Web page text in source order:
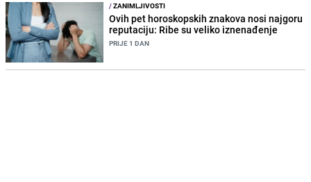
/ZANIMLJIVOSTI
Ovih pet horoskopskih znakova nosi najgoru
reputaciju: Ribe su veliko iznenađenje
PRIJE 1 DAN